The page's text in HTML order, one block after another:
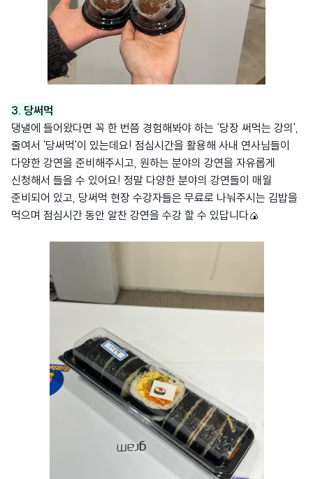
3. 당써먹
댕낼에 들어왔다면 꼭 한 번쯤 경험해봐야 하는 ‘당장 써먹는 강의',
줄여서 '당써먹'이 있는데요! 점심시간을 활용해 사내 연사님들이
다양한 강연을 준비해주시고, 원하는 분야의 강연을 자유롭게
신청해서 들을 수 있어요! 정말 다양한 분야의 강연들이 매월
준비되어 있고, 당써먹 현장 수강자들은 무료로 나눠주시는 김밥을
먹으며 점심시간 동안 알찬 강연을 수강 할 수 있답니다🍙